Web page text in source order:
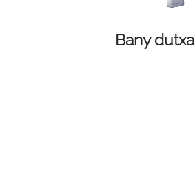
Bany dutxa